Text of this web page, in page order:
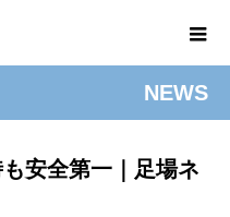
NEWS
安全第一｜足場ネ